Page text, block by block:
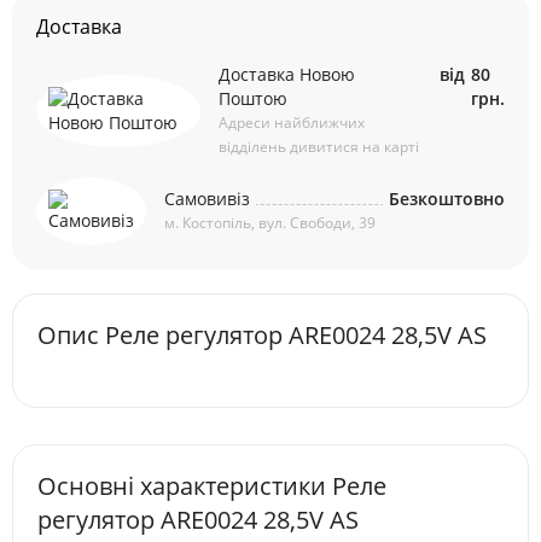
Доставка
Доставка Новою
Поштою
Адреси найближчих
відділень дивитися на карті
від 80
грн.
Самовивіз
м. Костопіль, вул. Свободи, 39
Безкоштовно
Опис Реле регулятор ARE0024 28,5V AS
Основні характеристики Реле
регулятор ARE0024 28,5V AS